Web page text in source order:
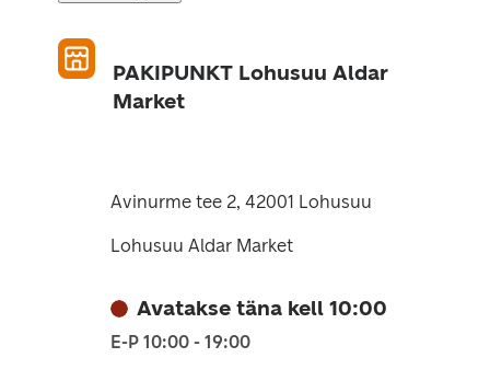
PAKIPUNKT Lohusuu Aldar
Market
Avinurme tee 2, 42001 Lohusuu
Lohusuu Aldar Market
Avatakse täna kell 10:00
E-P 10:00 - 19:00